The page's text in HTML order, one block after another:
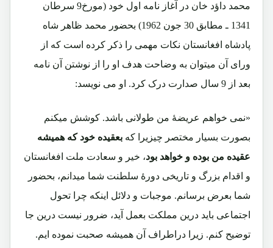
محمد داؤد خان در آغاز نامه اول خود (مورخ9 سرطان
1341 ـ مطابق 30 جون 1962) بحضور محمد ظاهر شاه
پادشاه افغانستان نکات مهمی را ذکر کرده است که از
ورای آن میتوان به وضاحت هدف او را از نوشتن آن نامه
بعد از 9 سال صدارت درک کرد. او می نویسد:
«نمی خواهم عریضۀ من طولانی باشد. کوشش میکنم
بصورت بسیار مختصر چیزیرا که بعقیده خود که همیشه
عقیده من بوده و خواهد بود، خیر و سعادت ملت افغانستان
و اقدام بزرگ و تاریخی دورۀ سلطنت شما میدانم، بحضور
شما بعرض برسانم. موجبات و دلائل اینکه چرا تحول
اجتماعی باید درین مملکت بعمل آید، ضرور نیست درین جا
توضیح کنم. زیرا دراطراف آن همیشه صحبت نموده ایم.